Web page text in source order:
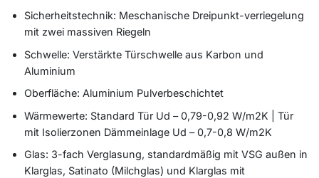
Sicherheitstechnik: Meschanische Dreipunkt-verriegelung
mit zwei massiven Riegeln
Schwelle: Verstärkte Türschwelle aus Karbon und
Aluminium
Oberfläche: Aluminium Pulverbeschichtet
Wärmewerte: Standard Tür Ud – 0,79-0,92 W/m2K | Tür
mit Isolierzonen Dämmeinlage Ud – 0,7-0,8 W/m2K
Glas: 3-fach Verglasung, standardmäßig mit VSG außen in
Klarglas, Satinato (Milchglas) und Klarglas mit